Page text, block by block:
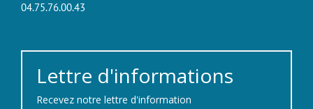
04.75.76.00.43
Lettre d'informations
Recevez notre lettre d'information